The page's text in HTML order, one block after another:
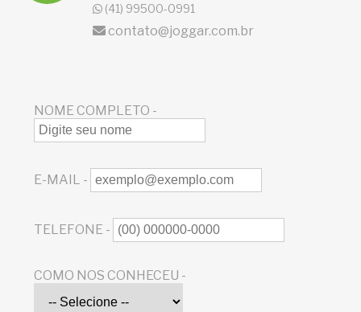
(41) 99500-0991
contato@joggar.com.br
NOME COMPLETO -
E-MAIL -
TELEFONE -
COMO NOS CONHECEU -